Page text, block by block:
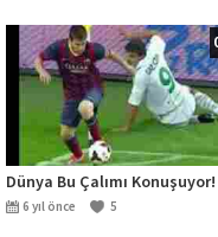
Dünya Bu Çalımı Konuşuyor!
6 yıl önce 5